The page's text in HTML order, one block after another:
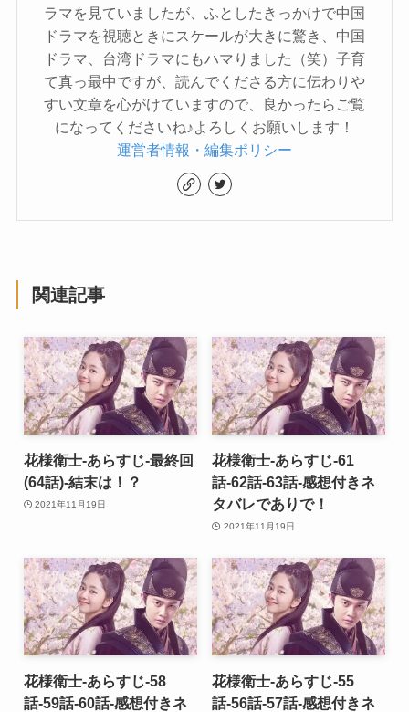
ラマを見ていましたが、ふとしたきっかけで中国
ドラマを視聴ときにスケールが大きに驚き、中国
ドラマ、台湾ドラマにもハマりました（笑）子育
て真っ最中ですが、読んでくださる方に伝わりや
すい文章を心がけていますので、良かったらご覧
になってくださいね♪よろしくお願いします！
運営者情報・編集ポリシー
関連記事
花様衛士-あらすじ-最終回
(64話)-結末は！？
2021年11月19日
花様衛士-あらすじ-61
話-62話-63話-感想付きネ
タバレでありで！
2021年11月19日
花様衛士-あらすじ-58
話-59話-60話-感想付きネ
花様衛士-あらすじ-55
話-56話-57話-感想付きネ